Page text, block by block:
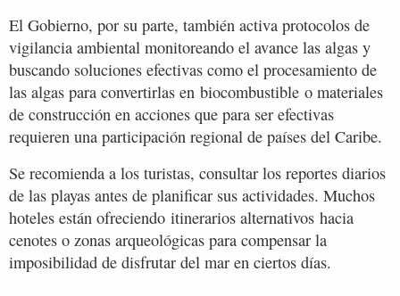
El Gobierno, por su parte, también activa protocolos de
vigilancia ambiental monitoreando el avance las algas y
buscando soluciones efectivas como el procesamiento de
las algas para convertirlas en biocombustible o materiales
de construcción en acciones que para ser efectivas
requieren una participación regional de países del Caribe.
Se recomienda a los turistas, consultar los reportes diarios
de las playas antes de planificar sus actividades. Muchos
hoteles están ofreciendo itinerarios alternativos hacia
cenotes o zonas arqueológicas para compensar la
imposibilidad de disfrutar del mar en ciertos días.